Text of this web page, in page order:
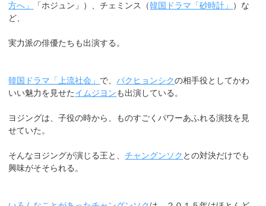
方へ」
「ホジュン」）、チェミンス（韓国ドラマ「砂時計」 ）な
ど、
実力派の俳優たちも出演する。
韓国ドラマ「上流社会」 で、パクヒョンシクの相手役としてかわ
いい魅力を見せたイムジヨンも出演している。
ヨジングは、子役の時から、ものすごくパワーあふれる演技を見
せていた。
そんなヨジングが演じる王と、チャングンソク との対決だけでも
興味がそそられる。